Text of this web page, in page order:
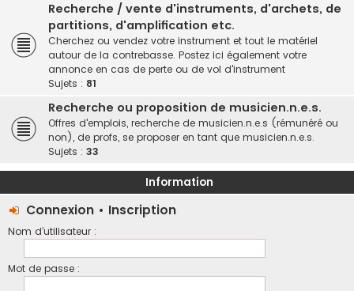
Recherche / vente d'instruments, d'archets, de
partitions, d'amplification etc.
Cherchez ou vendez votre instrument et tout le matériel
autour de la contrebasse. Postez ici également votre
annonce en cas de perte ou de vol d'instrument
Sujets : 81
Recherche ou proposition de musicien.n.e.s.
Offres d'emplois, recherche de musicien.n.e.s (rémunéré ou
non), de profs, se proposer en tant que musicien.n.e.s.
Sujets : 33
Information
Connexion • Inscription
Nom d’utilisateur :
Mot de passe :